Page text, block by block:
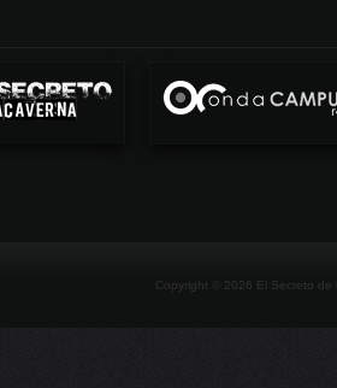
Copyright © 2026 El Secreto de